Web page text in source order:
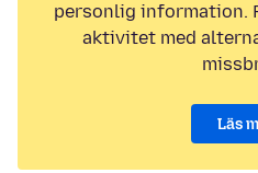
personlig information.
aktivitet med
Läs